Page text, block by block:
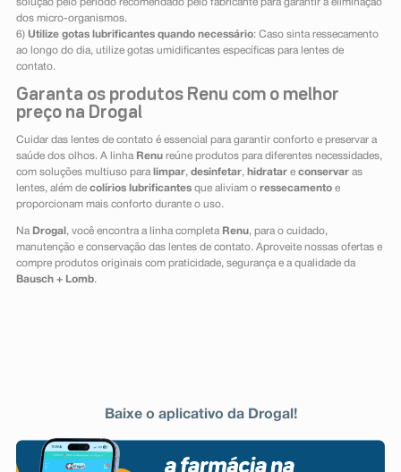
solução pelo período recomendado pelo fabricante para garantir a eliminação
dos micro-organismos.
6) Utilize gotas lubrificantes quando necessário: Caso sinta ressecamento
ao longo do dia, utilize gotas umidificantes específicas para lentes de
contato.
Garanta os produtos Renu com o melhor
preço na Drogal
Cuidar das lentes de contato é essencial para garantir conforto e preservar a
saúde dos olhos. A linha Renureúne produtos para diferentes necessidades,
com soluções multiuso para limpar, desinfetar, hidratare conservaras
lentes, além de colírios lubrificantesque aliviam o ressecamentoe
proporcionam mais conforto durante o uso.
Na Drogal , você encontra a linha completa Renu, para o cuidado,
manutenção e conservação das lentes de contato. Aproveite nossas ofertas e
compre produtos originais com praticidade, segurança e a qualidade da
Bausch + Lomb.
Baixe o aplicativo da Drogal!